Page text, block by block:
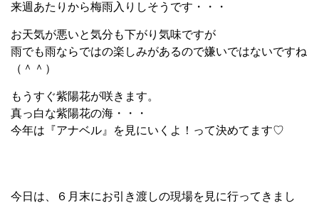
来週あたりから梅雨入りしそうです・・・
お天気が悪いと気分も下がり気味ですが
雨でも雨ならではの楽しみがあるので嫌いではないですね
（＾＾）
もうすぐ紫陽花が咲きます。
真っ白な紫陽花の海・・・
今年は『アナベル』を見にいくよ！って決めてます♡
今日は、６月末にお引き渡しの現場を見に行ってきまし